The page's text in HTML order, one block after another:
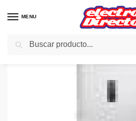
MENU
Inicio Gama blanca Congeladores